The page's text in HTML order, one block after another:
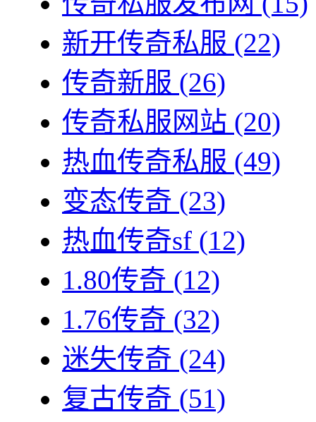
新开传奇私服 (22)
传奇新服 (26)
传奇私服网站 (20)
热血传奇私服 (49)
变态传奇 (23)
热血传奇sf (12)
1.80传奇 (12)
1.76传奇 (32)
迷失传奇 (24)
复古传奇 (51)